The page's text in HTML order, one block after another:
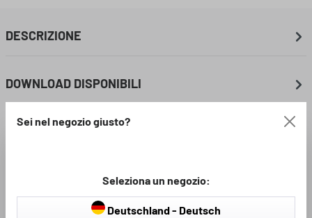
DESCRIZIONE
DOWNLOAD DISPONIBILI
VALUTAZIONI
Sei nel negozio giusto?
Seleziona un negozio:
Deutschland - Deutsch